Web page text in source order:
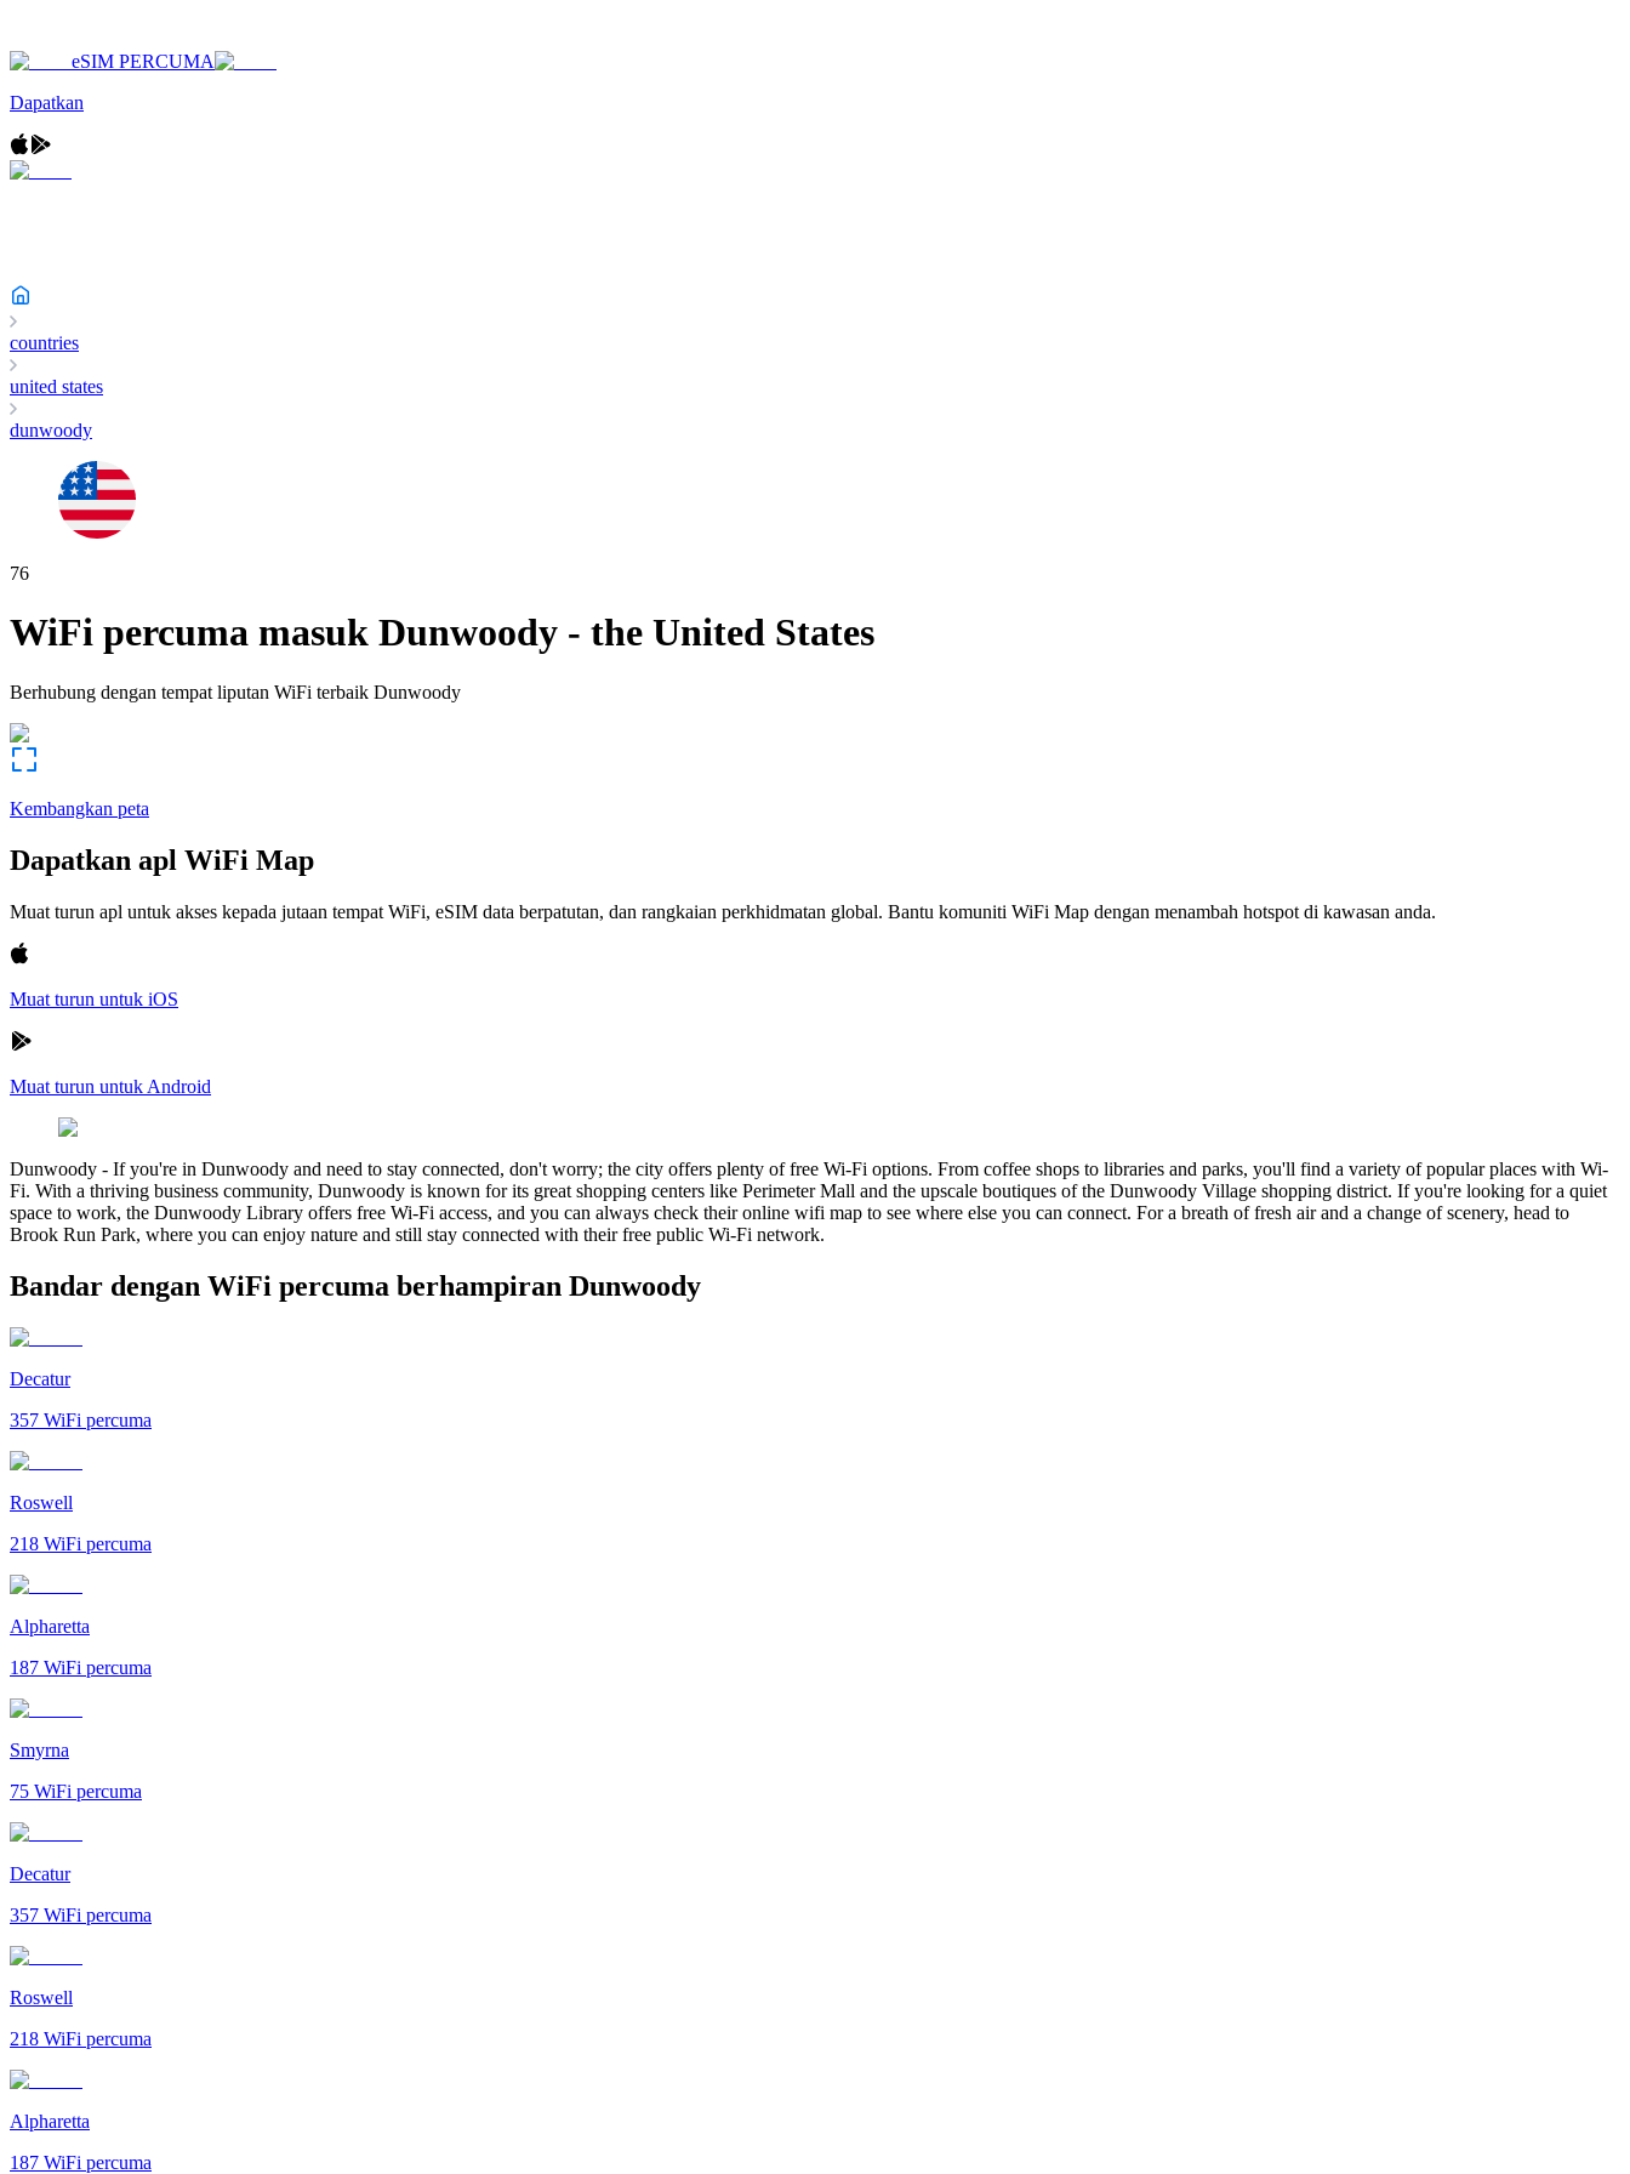
eSIM PERCUMA
Dapatkan
countries
united states
dunwoody
76
WiFi percuma masuk Dunwoody - the United States
Berhubung dengan tempat liputan WiFi terbaik Dunwoody
Kembangkan peta
Dapatkan apl WiFi Map
Muat turun apl untuk akses kepada jutaan tempat WiFi, eSIM data berpatutan, dan rangkaian perkhidmatan global. Bantu komuniti WiFi Map dengan menambah hotspot di kawasan anda.
Muat turun untuk iOS
Muat turun untuk Android
Dunwoody - If you're in Dunwoody and need to stay connected, don't worry; the city offers plenty of free Wi-Fi options. From coffee shops to libraries and parks, you'll find a variety of popular places with Wi-
Fi. With a thriving business community, Dunwoody is known for its great shopping centers like Perimeter Mall and the upscale boutiques of the Dunwoody Village shopping district. If you're looking for a quiet
space to work, the Dunwoody Library offers free Wi-Fi access, and you can always check their online wifi map to see where else you can connect. For a breath of fresh air and a change of scenery, head to
Brook Run Park, where you can enjoy nature and still stay connected with their free public Wi-Fi network.
Bandar dengan WiFi percuma berhampiran Dunwoody
Decatur
357 WiFi percuma
Roswell
218 WiFi percuma
Alpharetta
187 WiFi percuma
Smyrna
75 WiFi percuma
Decatur
357 WiFi percuma
Roswell
218 WiFi percuma
Alpharetta
187 WiFi percuma